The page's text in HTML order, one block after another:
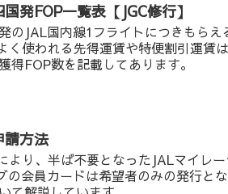
発FOP一覧表【JGC修行】
のJAL国内線1フライトにつきもらえ
く使われる先得運賃や特便割引運賃
得FOP数を記載してあります。
請方法
より、半ば不要となったJALマイレ
会員カードは希望者のみの発行と